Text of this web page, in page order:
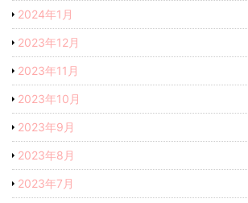
2024年1月
2023年12月
2023年11月
2023年10月
2023年9月
2023年8月
2023年7月